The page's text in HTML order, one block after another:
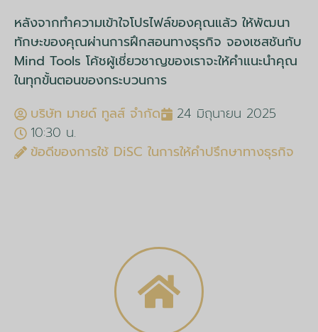
หลังจากทำความเข้าใจโปรไฟล์ของคุณแล้ว ให้พัฒนา
ทักษะของคุณผ่านการฝึกสอนทางธุรกิจ จองเซสชันกับ
Mind Tools โค้ชผู้เชี่ยวชาญของเราจะให้คำแนะนำคุณ
ในทุกขั้นตอนของกระบวนการ
บริษัท มายด์ ทูลส์ จำกัด
24 มิถุนายน 2025
10:30 น.
ข้อดีของการใช้ DiSC ในการให้คำปรึกษาทางธุรกิจ